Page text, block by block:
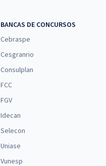
BANCAS DE CONCURSOS
Cebraspe
Cesgranrio
Consulplan
FCC
FGV
Idecan
Selecon
Uniase
Vunesp